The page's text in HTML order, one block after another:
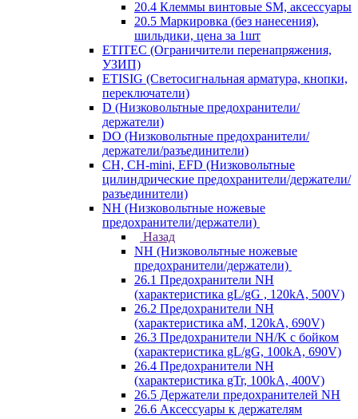
20.4 Клеммы винтовые SM, аксессуары
20.5 Маркировка (без нанесения),
шильдики, цена за 1шт
ETITEC (Ограничители перенапряжения,
УЗИП)
ETISIG (Светосигнальная арматура, кнопки,
переключатели)
D (Низковольтные предохранители/
держатели)
DO (Низковольтные предохранители/
держатели/разъединители)
CH, CH-mini, EFD (Низковольтные
цилиндрические предохранители/держатели/
разъединители)
NH (Низковольтные ножевые
предохранители/держатели)
Назад
NH (Низковольтные ножевые
предохранители/держатели)
26.1 Предохранители NH
(характеристика gL/gG , 120kA, 500V)
26.2 Предохранители NH
(характеристика aM, 120kA, 690V)
26.3 Предохранители NH/K с бойком
(характеристика gL/gG, 100kA, 690V)
26.4 Предохранители NH
(характеристика gTr, 100kA, 400V)
26.5 Держатели предохранителей NH
26.6 Аксессуары к держателям